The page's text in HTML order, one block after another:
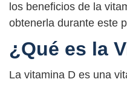
los beneficios de la
obtenerla durante este
¿Qué es la
La vitamina D es una